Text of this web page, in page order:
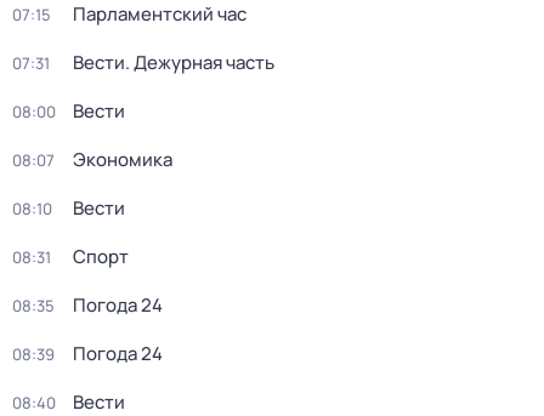
07:15 Парламентский час
07:31 Вести. Дежурная часть
08:00 Вести
08:07 Экономика
08:10 Вести
08:31 Спорт
08:35 Погода 24
08:39 Погода 24
08:40 Вести